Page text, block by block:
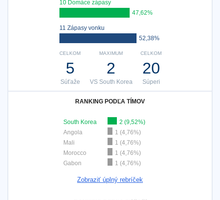
10 Domáce zápasy
47,62%
11 Zápasy vonku
52,38%
CELKOM
20
Súperi
MAXIMUM
2
VS South Korea
CELKOM
5
Súťaže
RANKING PODĽA TÍMOV
South Korea
2 (9,52%)
Angola
1 (4,76%)
Mali
1 (4,76%)
Morocco
1 (4,76%)
Gabon
1 (4,76%)
Zobraziť úplný rebríček